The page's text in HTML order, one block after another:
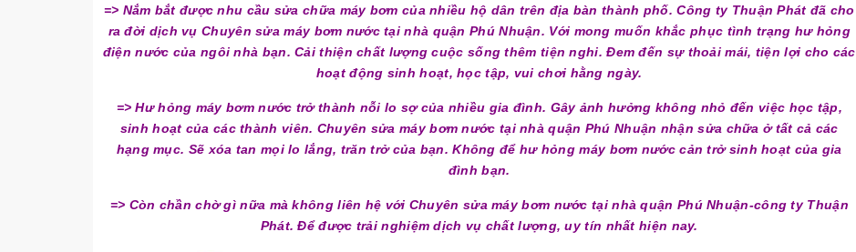
=> Nắm bắt được nhu cầu sửa chữa máy bơm của nhiều hộ dân trên địa bàn thành phố. Công ty Thuận Phát đã cho
ra đời dịch vụ Chuyên sửa máy bơm nước tại nhà quận Phú Nhuận. Với mong muốn khắc phục tình trạng hư hỏng
điện nước của ngôi nhà bạn. Cải thiện chất lượng cuộc sống thêm tiện nghi. Đem đến sự thoải mái, tiện lợi cho các
hoạt động sinh hoạt, học tập, vui chơi hằng ngày.
=> Hư hỏng máy bơm nước trở thành nỗi lo sợ của nhiều gia đình. Gây ảnh hưởng không nhỏ đến việc học tập,
sinh hoạt của các thành viên. Chuyên sửa máy bơm nước tại nhà quận Phú Nhuận nhận sửa chữa ở tất cả các
hạng mục. Sẽ xóa tan mọi lo lắng, trăn trở của bạn. Không để hư hỏng máy bơm nước cản trở sinh hoạt của gia
đình bạn.
=> Còn chần chờ gì nữa mà không liên hệ với Chuyên sửa máy bơm nước tại nhà quận Phú Nhuận-công ty Thuận
Phát. Để được trải nghiệm dịch vụ chất lượng, uy tín nhất hiện nay.